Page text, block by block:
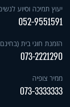
יעוץ תמיכה וסיוע
052-9551591
הזמנת חוגי בית
073-2221290
ממיר צופיה
073-3333333